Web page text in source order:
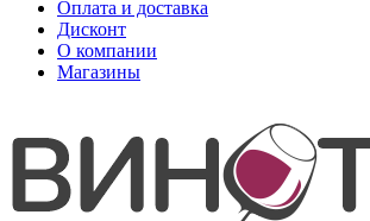
Оплата и доставка
Дисконт
О компании
Магазины